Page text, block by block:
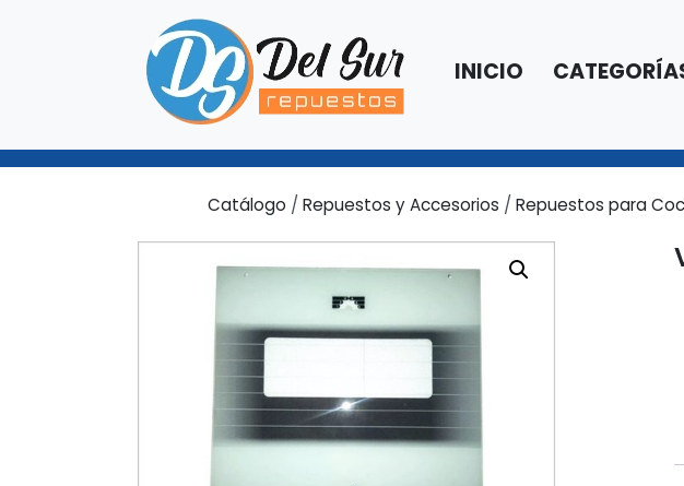
INICIO
Catálogo / Repuestos y Accesorios / Repuestos para